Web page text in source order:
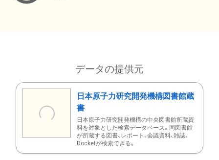
データの提供元
日本原子力研究開発機構図書館蔵
書
日本原子力研究開発機構の中央図書館所蔵資
料を対象とした検索データベース。同図書館
が所蔵する図書、レポート、会議資料、雑誌、
Docketが検索できる。